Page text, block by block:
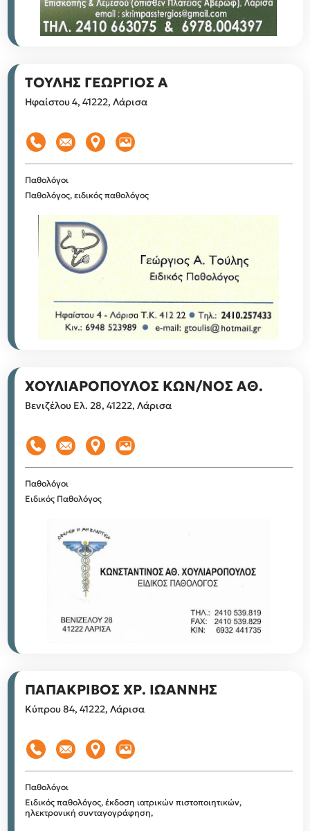
ΤΟΥΛΗΣ ΓΕΩΡΓΙΟΣ Α
Ηφαίστου 4, 41222, Λάρισα
Παθολόγοι
Παθολόγος, ειδικός παθολόγος
ΧΟΥΛΙΑΡΟΠΟΥΛΟΣ ΚΩΝ/ΝΟΣ ΑΘ.
Βενιζέλου Ελ. 28, 41222, Λάρισα
Παθολόγοι
Ειδικός Παθολόγος
ΠΑΠΑΚΡΙΒΟΣ ΧΡ. ΙΩΑΝΝΗΣ
Κύπρου 84, 41222, Λάρισα
Παθολόγοι
Ειδικός παθολόγος, έκδοση ιατρικών πιστοποιητικών,
ηλεκτρονική συνταγογράφηση,